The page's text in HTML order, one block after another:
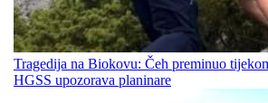
Tragedija na Biokovu: Čeh preminuo
HGSS upozorava planinare